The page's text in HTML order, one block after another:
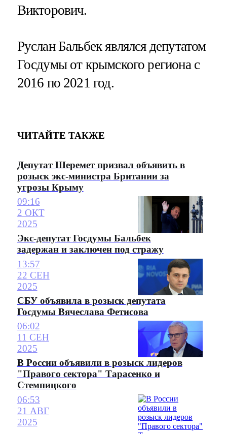
Викторович.
Руслан Бальбек являлся депутатом
Госдумы от крымского региона с
2016 по 2021 год.
ЧИТАЙТЕ ТАКЖЕ
Депутат Шеремет призвал объявить в
розыск экс-министра Британии за
угрозы Крыму
09:16
2 ОКТ
2025
Экс-депутат Госдумы Бальбек
задержан и заключен под стражу
13:57
22 СЕН
2025
СБУ объявила в розыск депутата
Госдумы Вячеслава Фетисова
06:02
11 СЕН
2025
В России объявили в розыск лидеров
"Правого сектора" Тарасенко и
Стемпицкого
06:53
21 АВГ
2025